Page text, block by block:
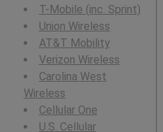
T-Mobile (inc. Sprint)
Union Wireless
AT&T Mobility
Verizon Wireless
Carolina West
Wireless
Cellular One
U.S. Cellular